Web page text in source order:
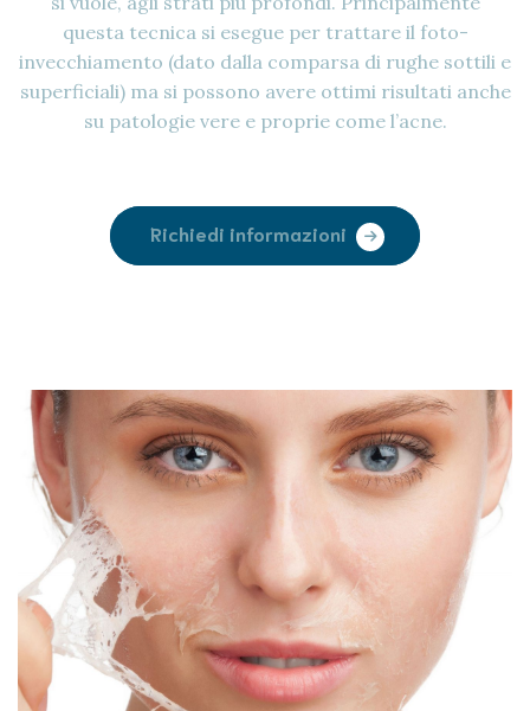
questa tecnica si esegue per trattare il foto-
invecchiamento (dato dalla comparsa di rughe sottili e
superficiali) ma si possono avere ottimi risultati anche
su patologie vere e proprie come l’acne.
Richiedi informazioni